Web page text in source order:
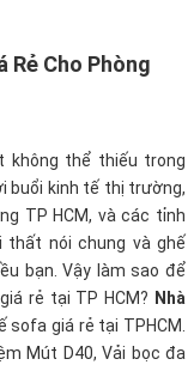
Rẻ Cho Phòng
thể thiếu trong
buổi kinh tế thị trường,
TP HCM, và các tỉnh
thất nói chung và ghế
bạn. Vậy làm sao để
rẻ tại TP HCM? Nhà
sofa giá rẻ tại TPHCM.
Mút D40, Vải bọc đa